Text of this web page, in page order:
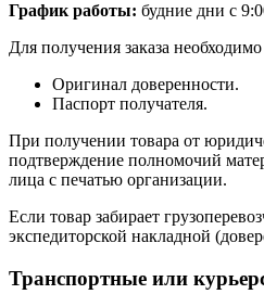
График работы: будние дни с
Для получения заказа
Оригинал доверенности.
Паспорт получателя.
При получении товара от
подтверждение полномочий
лица с печатью организации.
Если товар забирает
экспедиторской накладной
Транспортные или